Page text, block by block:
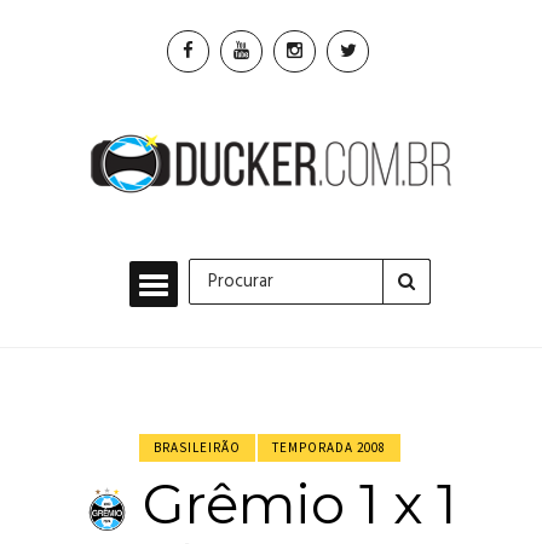
BRASILEIRÃO TEMPORADA 2008
Grêmio 1 x 1